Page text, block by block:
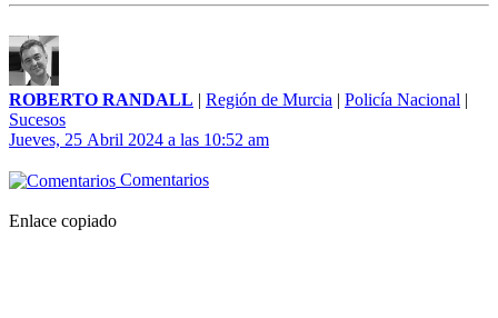
ROBERTO RANDALL | Región de Murcia | Policía Nacional |
Sucesos
Jueves, 25 Abril 2024 a las 10:52 am
Comentarios
Enlace copiado